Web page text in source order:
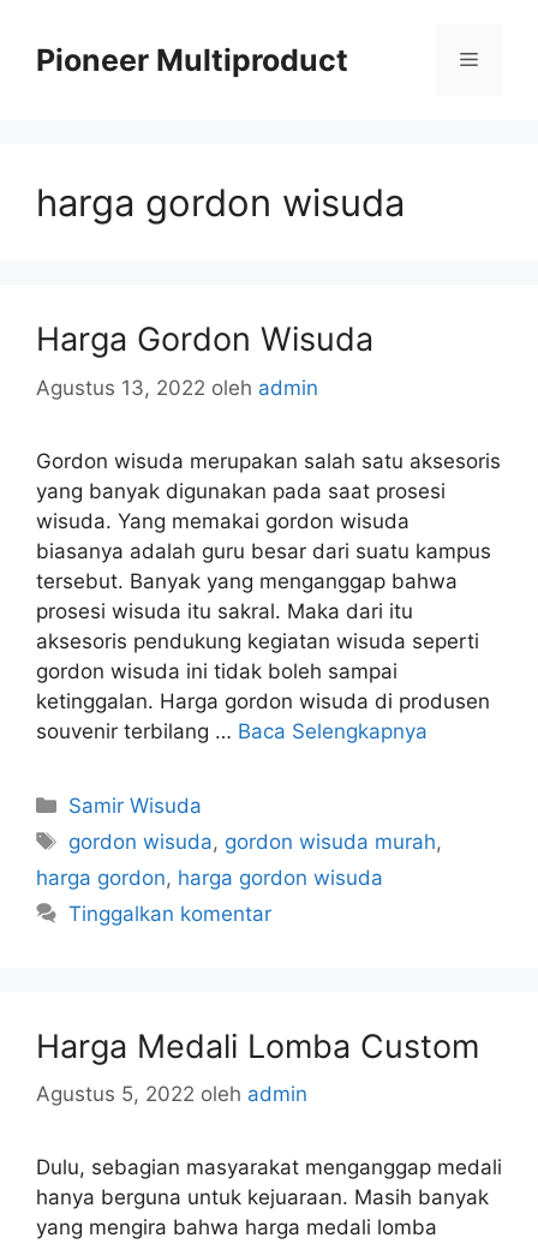
Pioneer Multiproduct Menu
harga gordon wisuda
Harga Gordon Wisuda
Agustus 13, 2022 oleh admin
Gordon wisuda merupakan salah satu aksesoris
yang banyak digunakan pada saat prosesi
wisuda. Yang memakai gordon wisuda
biasanya adalah guru besar dari suatu kampus
tersebut. Banyak yang menganggap bahwa
prosesi wisuda itu sakral. Maka dari itu
aksesoris pendukung kegiatan wisuda seperti
gordon wisuda ini tidak boleh sampai
ketinggalan. Harga gordon wisuda di produsen
souvenir terbilang … Baca Selengkapnya
Kategori
Samir Wisuda
Tag
gordon wisuda, gordon wisuda murah,
harga gordon, harga gordon wisuda
Tinggalkan komentar
Harga Medali Lomba Custom
Agustus 5, 2022 oleh admin
Dulu, sebagian masyarakat menganggap medali
hanya berguna untuk kejuaraan. Masih banyak
yang mengira bahwa harga medali lomba